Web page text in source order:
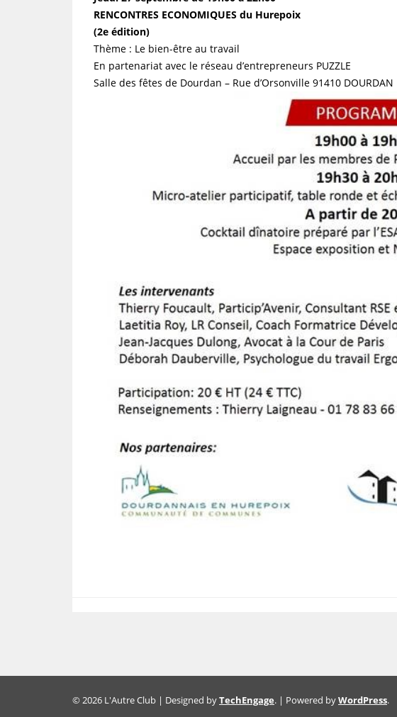
RENCONTRES ECONOMIQUES du Hurepoix
(2e édition)
Thème : Le bien-être au travail
En partenariat avec le réseau d’entrepreneurs PUZZLE
Salle des fêtes de Dourdan – Rue d’Orsonville 91410 DOURDAN
© 2026 L'Autre Club | Designed byTechEngage. | Powered byWordPress.